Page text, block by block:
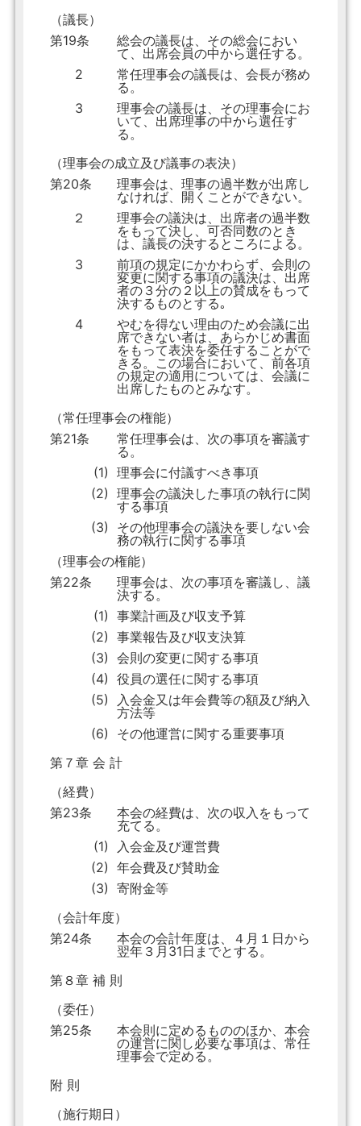
（議長）
第19条
総会の議長は、その総会におい
て、出席会員の中から選任する。
2
常任理事会の議長は、会長が務め
る。
3
理事会の議長は、その理事会にお
いて、出席理事の中から選任す
る。
（理事会の成立及び議事の表決）
第20条
理事会は、理事の過半数が出席し
なければ、開くことができない。
２
理事会の議決は、出席者の過半数
をもって決し、可否同数のとき
は、議長の決するところによる。
3
前項の規定にかかわらず、会則の
変更に関する事項の議決は、出席
者の３分の２以上の賛成をもって
決するものとする｡
4
やむを得ない理由のため会議に出
席できない者は、あらかじめ書面
をもって表決を委任することがで
きる。この場合において、前各項
の規定の適用については、会議に
出席したものとみなす。
（常任理事会の権能）
第21条
常任理事会は、次の事項を審議す
る。
(1) 理事会に付議すべき事項
(2) 理事会の議決した事項の執行に関
する事項
(3)
その他理事会の議決を要しない会
務の執行に関する事項
（理事会の権能）
第22条
理事会は、次の事項を審議し、議
決する。
(1) 事業計画及び収支予算
(2) 事業報告及び収支決算
(3) 会則の変更に関する事項
(4) 役員の選任に関する事項
(5)
入会金又は年会費等の額及び納入
方法等
(6)
その他運営に関する重要事項
第７章 会 計
（経費）
第23条
本会の経費は、次の収入をもって
充てる。
(1)
入会金及び運営費
(2) 年会費及び賛助金
(3) 寄附金等
（会計年度）
第24条
本会の会計年度は、４月１日から
翌年３月31日までとする。
第８章 補 則
（委任）
第25条
本会則に定めるもののほか、本会
の運営に関し必要な事項は、常任
理事会で定める。
附 則
（施行期日）